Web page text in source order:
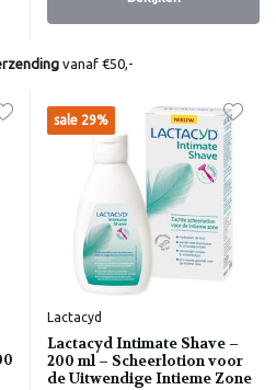
vanaf €50,-
sale 29%
Lactacyd
Lactacyd Intimate Shave –
200 ml – Scheerlotion voor
de Uitwendige Intieme Zone